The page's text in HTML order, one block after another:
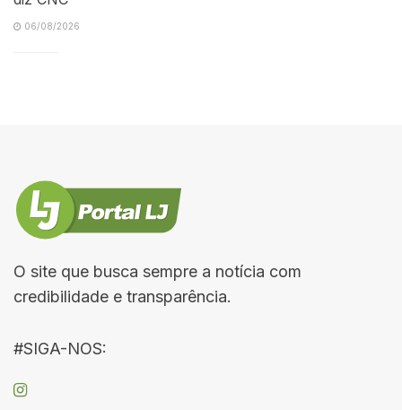
06/08/2026
O site que busca sempre a notícia com
credibilidade e transparência.
#SIGA-NOS: